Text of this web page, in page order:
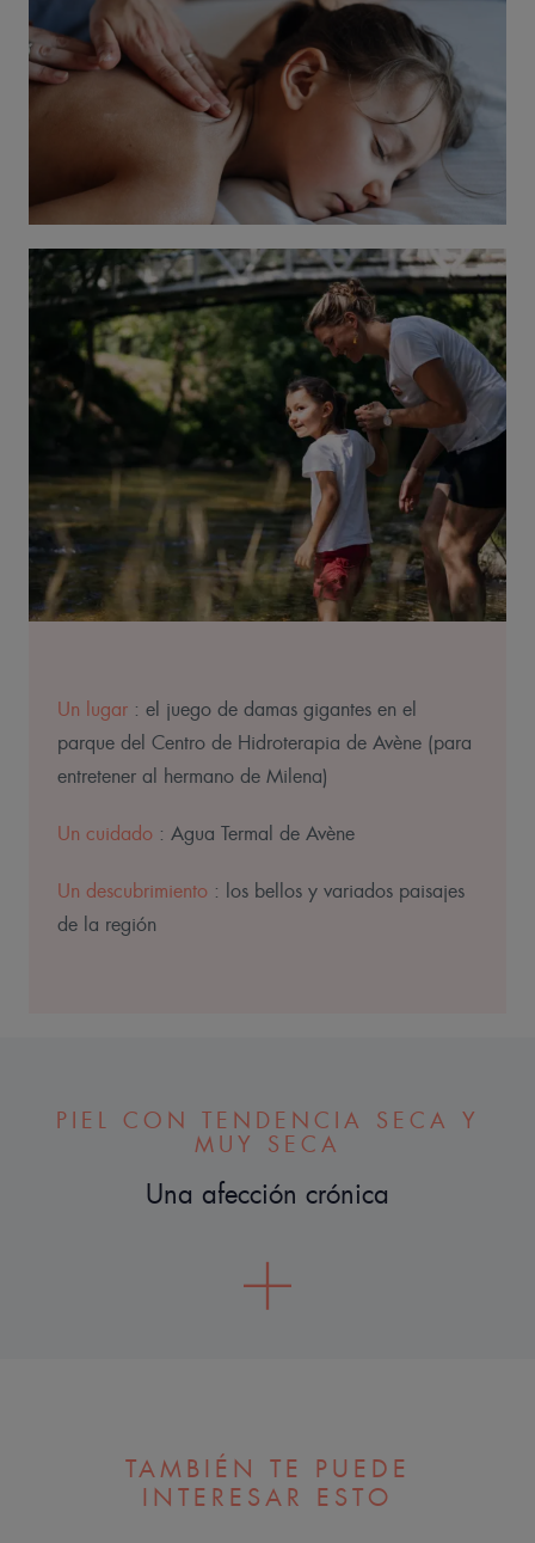
Un lugar : el juego de damas gigantes en el
parque del Centro de Hidroterapia de Avène (para
entretener al hermano de Milena)
Un cuidado : Agua Termal de Avène
Un descubrimiento : los bellos y variados paisajes
de la región
PIEL CON TENDENCIA SECA Y
MUY SECA
Una afección crónica
TAMBIÉN TE PUEDE
INTERESAR ESTO